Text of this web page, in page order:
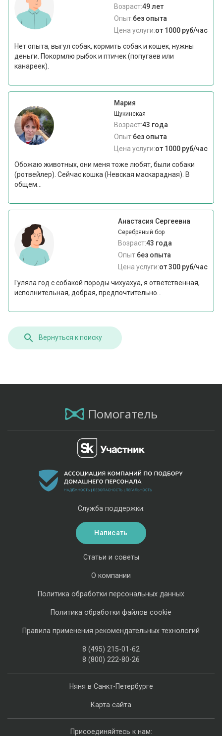
Возраст:49 лет
Опыт:без опыта
Цена услуги:от 1000 руб/час
Нет опыта, выгул собак, кормить собак и кошек, нужны
деньги. Покормлю рыбок и птичек (попугаев или
канареек).
Мария
Щукинская
Возраст:43 года
Опыт:без опыта
Цена услуги:от 1000 руб/час
Обожаю животных, они меня тоже любят, были собаки
(ротвейлер). Сейчас кошка (Невская маскарадная). В
общем...
Анастасия Сергеевна
Серебряный бор
Возраст:43 года
Опыт:без опыта
Цена услуги:от 300 руб/час
Гуляла год с собакой породы чихуахуа, я ответственная,
исполнительная, добрая, предпочтительно...
Вернуться к поиску
Помогатель
Няня в Санкт-Петербурге
Карта сайта
Статьи и советы
О компании
Политика обработки персональных данных
Политика обработки файлов cookie
Правила применения рекомендательных технологий
8 (495) 215-01-62
8 (800) 222-80-26
Служба поддержки:
Написать
Присоединяйтесь к нам: